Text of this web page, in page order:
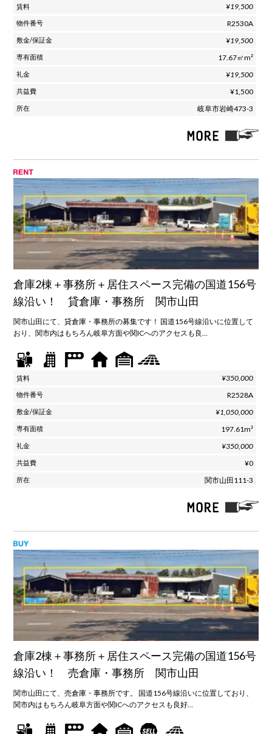
¥19,500
R2530A
¥19,500
17.67㎡m²
¥19,500
¥1,500
岐阜市岩崎473-3
倉庫2棟＋事務所＋居住スペース完備の国道156号
線沿い！ 貸倉庫・事務所 関市山田
関市山田にて、貸倉庫・事務所の募集です！ 国道156号線沿いに位置して
おり、関市内はもちろん岐阜方面や関ICへのアクセスも良…
¥350,000
R2528A
¥1,050,000
197.61m²
¥350,000
¥0
関市山田111-3
倉庫2棟＋事務所＋居住スペース完備の国道156号
線沿い！ 売倉庫・事務所 関市山田
関市山田にて、売倉庫・事務所です。 国道156号線沿いに位置しており、
関市内はもちろん岐阜方面や関ICへのアクセスも良好…